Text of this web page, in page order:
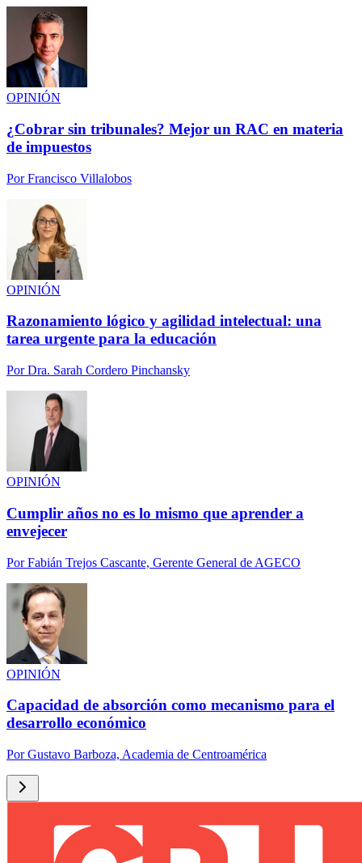
OPINIÓN
¿Cobrar sin tribunales? Mejor un RAC en materia
de impuestos
PorFrancisco Villalobos
OPINIÓN
Razonamiento lógico y agilidad intelectual: una
tarea urgente para la educación
PorDra. Sarah Cordero Pinchansky
OPINIÓN
Cumplir años no es lo mismo que aprender a
envejecer
PorFabián Trejos Cascante, Gerente General de AGECO
OPINIÓN
Capacidad de absorción como mecanismo para el
desarrollo económico
PorGustavo Barboza, Academia de Centroamérica